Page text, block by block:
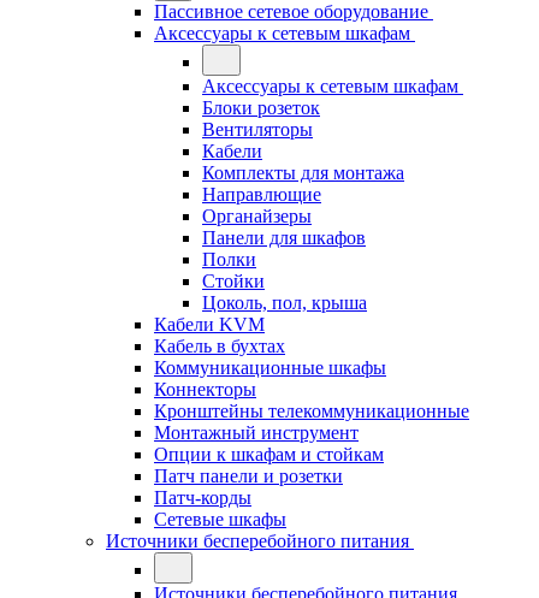
Пассивное сетевое оборудование
Аксессуары к сетевым шкафам
Аксессуары к сетевым шкафам
Блоки розеток
Вентиляторы
Кабели
Комплекты для монтажа
Направлющие
Органайзеры
Панели для шкафов
Полки
Стойки
Цоколь, пол, крыша
Кабели KVM
Кабель в бухтах
Коммуникационные шкафы
Коннекторы
Кронштейны телекоммуникационные
Монтажный инструмент
Опции к шкафам и стойкам
Патч панели и розетки
Патч-корды
Сетевые шкафы
Источники бесперебойного питания
Источники бесперебойного питания